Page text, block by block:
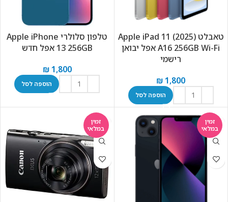
טאבלט Apple iPad 11 (2025)
A16 256GB Wi-Fi אפל יבואן
רישמי
₪1,800
הוספה לסל
טלפון סלולרי Apple iPhone
13 256GB אפל חדש
₪1,800
הוספה לסל
זמין
במלאי
זמין
במלאי